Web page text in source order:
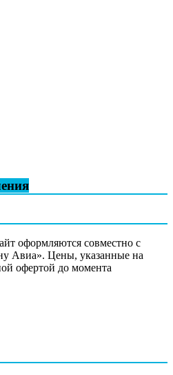
оформляются совместно с
Авиа». Цены, указанные на
офертой до момента